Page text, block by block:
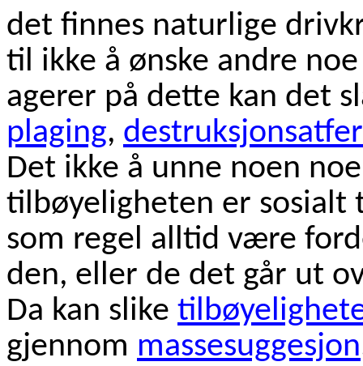
det finnes naturlige
til ikke å ønske andre
agerer på dette kan det
plaging,
Det ikke å unne noen
tilbøyeligheten er sosialt
som regel alltid være
den, eller de det går ut
Da kan slike
gjennom massesuggesjon